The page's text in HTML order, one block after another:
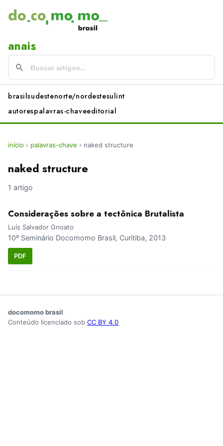
anais
brasilsudestenorte/nordestesulint
autorespalavras-chaveeditorial
início › palavras-chave › naked structure
naked structure
1 artigo
Considerações sobre a tectônica Brutalista
Luís Salvador Gnoato
10º Seminário Docomomo Brasil, Curitiba, 2013
PDF
docomomo brasil
Conteúdo licenciado sob CC BY 4.0